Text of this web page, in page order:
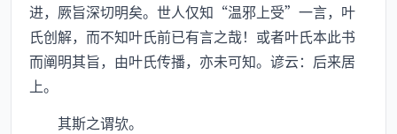
进，厥旨深切明矣。世人仅知“温邪上受”一言，叶
氏创解，而不知叶氏前已有言之哉！或者叶氏本此书
而阐明其旨，由叶氏传播，亦未可知。谚云：后来居
上。
其斯之谓欤。